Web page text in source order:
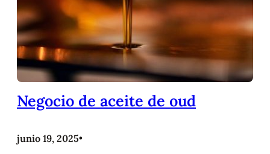
Negocio de aceite de oud
junio 19, 2025•